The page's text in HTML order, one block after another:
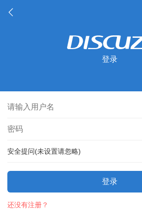
登录
安全提问(未设置请忽略)
登录
还没有注册？